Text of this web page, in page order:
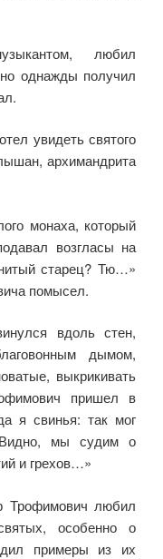
любил
однажды по­лучил
увидеть свято­го
архимандрита
монаха, который
возгласы на
ста­рец? Тю…»
помысел.
вдоль стен,
дымом,
выкрикивать
при­шел в
я свинья: так мог
мы судим о
и грехов…»
Трофимович любил
особенно о
примеры из их